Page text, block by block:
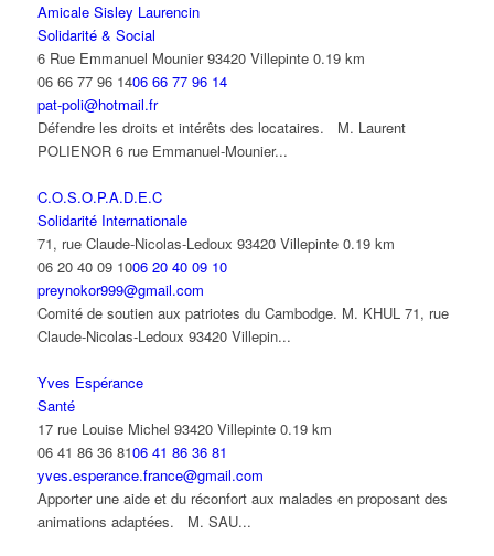
Amicale Sisley Laurencin
Solidarité & Social
6 Rue Emmanuel Mounier 93420 Villepinte 0.19 km
06 66 77 96 1406 66 77 96 14
pat-poli@hotmail.fr
Défendre les droits et intérêts des locataires. M. Laurent
POLIENOR 6 rue Emmanuel-Mounier...
C.O.S.O.P.A.D.E.C
Solidarité Internationale
71, rue Claude-Nicolas-Ledoux 93420 Villepinte 0.19 km
06 20 40 09 1006 20 40 09 10
preynokor999@gmail.com
Comité de soutien aux patriotes du Cambodge. M. KHUL 71, rue
Claude-Nicolas-Ledoux 93420 Villepin...
Yves Espérance
Santé
17 rue Louise Michel 93420 Villepinte 0.19 km
06 41 86 36 8106 41 86 36 81
yves.esperance.france@gmail.com
Apporter une aide et du réconfort aux malades en proposant des
animations adaptées. M. SAU...